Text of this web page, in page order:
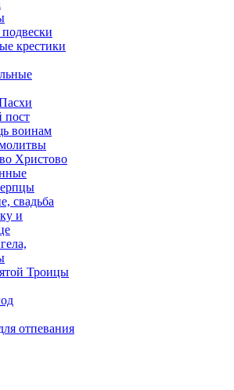
крестики
пост
воинам
Христово
свадьба
и
Троицы
отпевания